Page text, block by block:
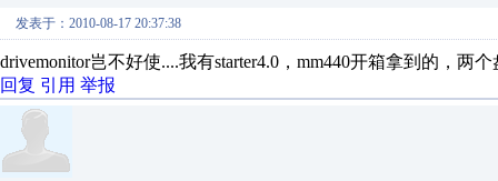
发表于：2010-08-17 20:37:38
drivemonitor岂不好使....我有starter4.0，mm440开箱拿到的，两
回复 引用 举报